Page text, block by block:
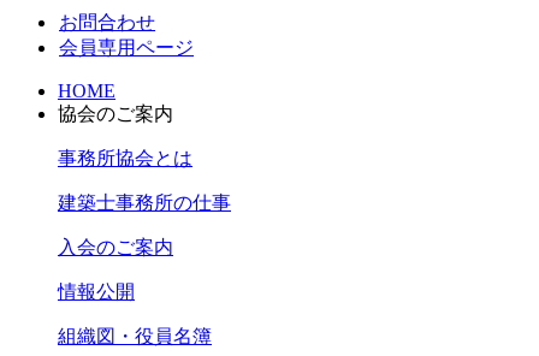
お問合わせ
会員専用ページ
HOME
協会のご案内
事務所協会とは
建築士事務所の仕事
入会のご案内
情報公開
組織図・役員名簿